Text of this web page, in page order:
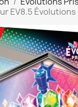
EV8.5